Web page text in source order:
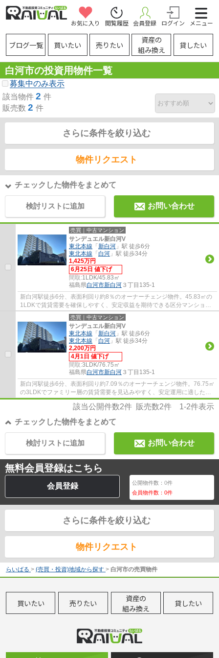
お気に入り 閲覧履歴 会員登録 ログイン メニュー
ブログ一覧 買いたい 売りたい
資産の
組み換え
貸したい
白河市の投資用物件一覧
募集中のみ表示
該当物件 2 件
販売数 2 件
さらに条件を絞り込む
物件リクエスト
チェックした物件をまとめて
検討リストに追加 お問い合わせ
売買｜中古マンション
サンデュエル新白河V
東北本線 「新白河 」駅 徒歩6分
東北本線 「白河 」駅 徒歩34分
1,425万円
6月25日 値下げ
間取:1LDK/45.83㎡
福島県白河市新白河 ３丁目135-1
新白河駅徒歩6分、表面利回り約8％のオーナーチェンジ物件。45.83㎡の
1LDKで賃貸需要を確保しやすく、安定収益を期待できる区分マンション
です。
売買｜中古マンション
サンデュエル新白河V
東北本線 「新白河 」駅 徒歩6分
東北本線 「白河 」駅 徒歩34分
2,200万円
4月1日 値下げ
間取:3LDK/76.75㎡
福島県白河市新白河 ３丁目135-1
新白河駅徒歩6分、表面利回り約7.09％のオーナーチェンジ物件。76.75㎡
の3LDKでファミリー層の賃貸需要を見込みやすく、安定運用に適した区
分マンションです。
該当公開件数2件 販売数2件 1-2件表示
チェックした物件をまとめて
お問い合わせ
検討リストに追加
無料会員登録はこちら
会員登録 公開物件数：0件
会員物件数：0件
さらに条件を絞り込む
物件リクエスト
らいばる > (売買・投資)地域から探す > 白河市の売買物件
買いたい 売りたい
資産の
組み換え
貸したい